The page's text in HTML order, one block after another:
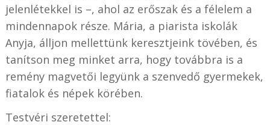
jelenlétekkel is –, ahol az erőszak és a félelem a
mindennapok része. Mária, a piarista iskolák
Anyja, álljon mellettünk keresztjeink tövében, és
tanítson meg minket arra, hogy továbbra is a
remény magvetői legyünk a szenvedő gyermekek,
fiatalok és népek körében.
Testvéri szeretettel: